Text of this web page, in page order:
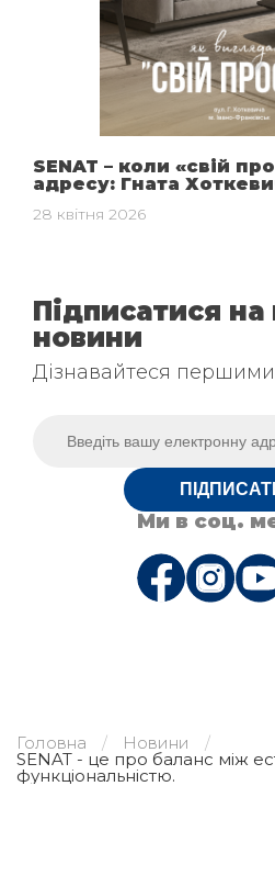
SENAT – коли «свій
адресу: Гната
28 квітня 2026
Підписатися на
новини
Дізнавайтеся першими
Ми в соц.
Головна Новини
SENAT - це про баланс між
функціональністю.